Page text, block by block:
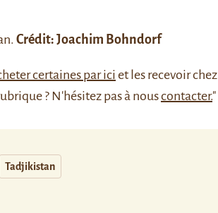
Crédit: Joachim Bohndorf
certaines par iciet les recevoir chez
? N'hésitez pas à nouscontacter."
Tadjikistan